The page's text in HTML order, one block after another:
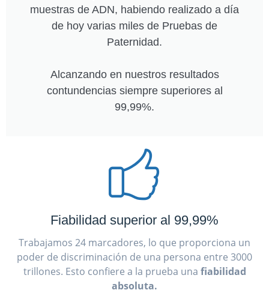
muestras de ADN, habiendo realizado a día
de hoy varias miles de Pruebas de
Paternidad.
Alcanzando en nuestros resultados
contundencias siempre superiores al
99,99%.
Fiabilidad superior al 99,99%
Trabajamos 24 marcadores, lo que proporciona un
poder de discriminación de una persona entre 3000
trillones. Esto confiere a la prueba una fiabilidad
absoluta.